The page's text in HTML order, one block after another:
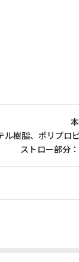
ル樹脂、ポリプロ
ストロー部分